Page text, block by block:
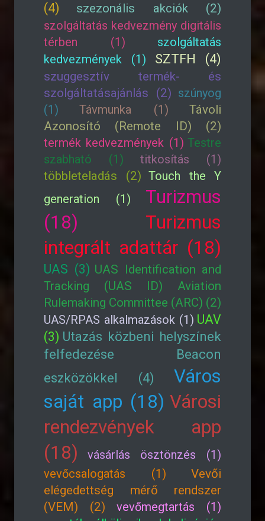
(4)
szezonális akciók (2)
szolgáltatás kedvezmény digitális
térben (1)
szolgáltatás
kedvezmények (1)
SZTFH (4)
szuggesztív termék- és
szolgáltatásajánlás (2) szúnyog
(1)
Távmunka (1)
Távoli
Azonosító (Remote ID) (2)
termék kedvezmények (1) Testre
szabható (1)
titkosítás (1)
többleteladás (2) Touch the Y
generation (1)
Turizmus
(18)
Turizmus
integrált adattár (18)
UAS (3) UAS Identification and
Tracking (UAS ID) Aviation
Rulemaking Committee (ARC) (2)
UAS/RPAS alkalmazások (1) UAV
(3) Utazás közbeni helyszínek
felfedezése Beacon
eszközökkel (4)
Város
saját app (18) Városi
rendezvények app
(18)
vásárlás ösztönzés (1)
vevőcsalogatás (1)
Vevői
elégedettség mérő rendszer
(VEM) (2)
vevőmegtartás (1)